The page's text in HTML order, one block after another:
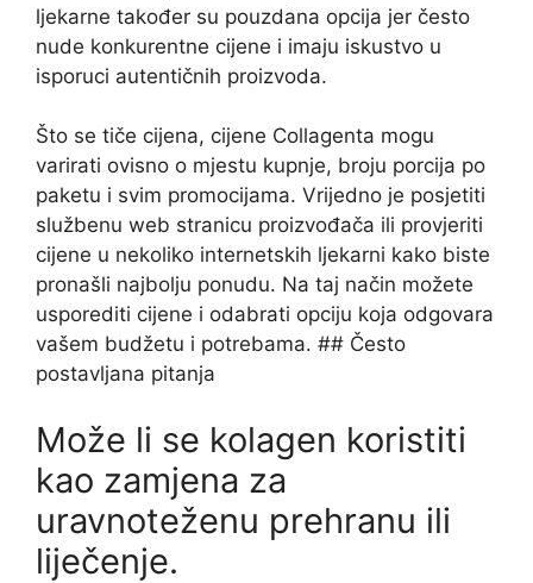
ljekarne također su pouzdana opcija jer često
nude konkurentne cijene i imaju iskustvo u
isporuci autentičnih proizvoda.
Što se tiče cijena, cijene Collagenta mogu
varirati ovisno o mjestu kupnje, broju porcija po
paketu i svim promocijama. Vrijedno je posjetiti
službenu web stranicu proizvođača ili provjeriti
cijene u nekoliko internetskih ljekarni kako biste
pronašli najbolju ponudu. Na taj način možete
usporediti cijene i odabrati opciju koja odgovara
vašem budžetu i potrebama. ## Često
postavljana pitanja
Može li se kolagen koristiti
kao zamjena za
uravnoteženu prehranu ili
liječenje.